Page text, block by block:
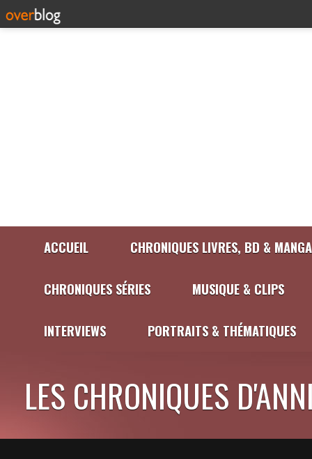
ACCUEIL CHRONIQUES LIVRES, BD &
CHRONIQUES SÉRIES MUSIQUE & CLIPS
INTERVIEWS PORTRAITS & THÉMATIQUES
LES CHRONIQUES